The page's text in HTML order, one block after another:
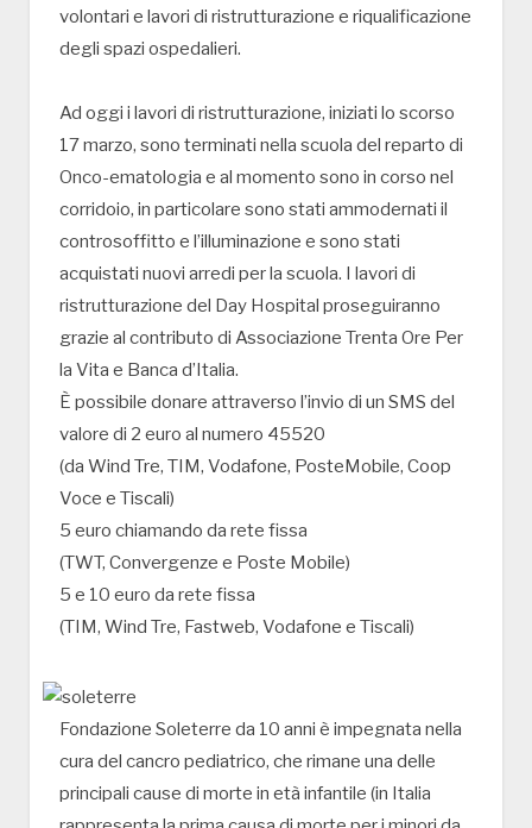
volontari e lavori di ristrutturazione e riqualificazione
degli spazi ospedalieri.
Ad oggi i lavori di ristrutturazione, iniziati lo scorso
17 marzo, sono terminati nella scuola del reparto di
Onco-ematologia e al momento sono in corso nel
corridoio, in particolare sono stati ammodernati il
controsoffitto e l’illuminazione e sono stati
acquistati nuovi arredi per la scuola. I lavori di
ristrutturazione del Day Hospital proseguiranno
grazie al contributo di Associazione Trenta Ore Per
la Vita e Banca d’Italia.
È possibile donare attraverso l’invio di un SMS del
valore di 2 euro al numero 45520
(da Wind Tre, TIM, Vodafone, PosteMobile, Coop
Voce e Tiscali)
5 euro chiamando da rete fissa
(TWT, Convergenze e Poste Mobile)
5 e 10 euro da rete fissa
(TIM, Wind Tre, Fastweb, Vodafone e Tiscali)
Fondazione Soleterre da 10 anni è impegnata nella
cura del cancro pediatrico, che rimane una delle
principali cause di morte in età infantile (in Italia